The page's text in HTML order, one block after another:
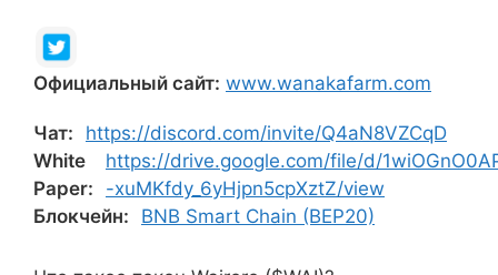
Официальный сайт: www.wanakafarm.com
Чат:
https://discord.com/invite/Q4aN8VZCqD
White
Paper:
https://drive.google.com/file/d/
-xuMKfdy_6yHjpn5cpXztZ/view
Блокчейн:
BNB Smart Chain (BEP20)